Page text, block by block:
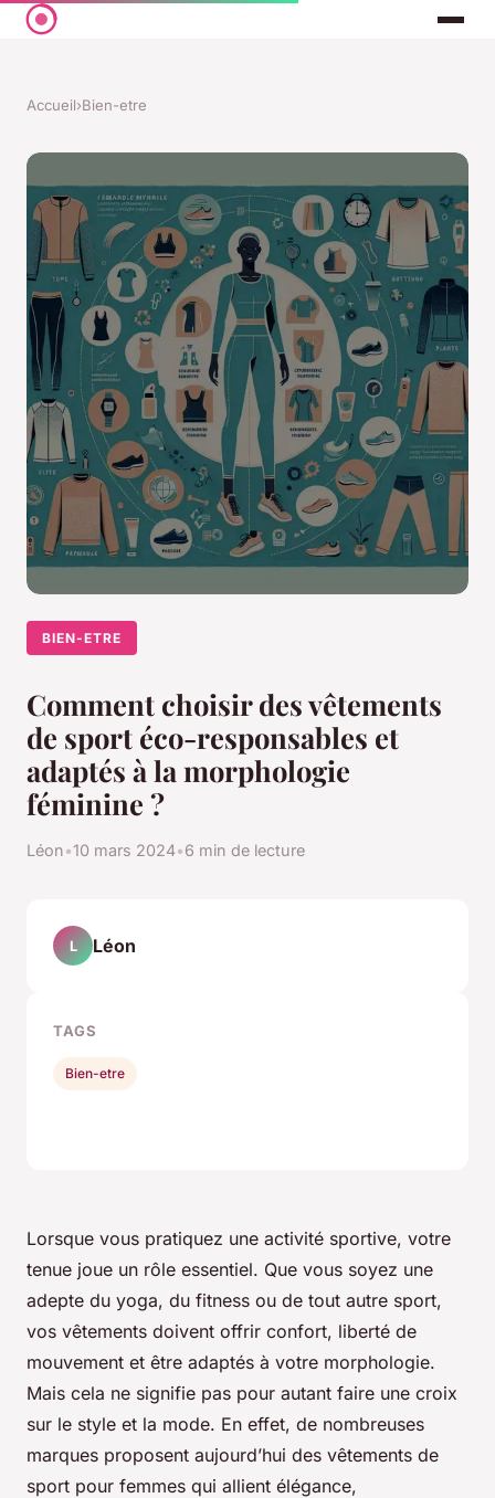
Accueil›Bien-etre
BIEN-ETRE
Comment choisir des vêtements
de sport éco-responsables et
adaptés à la morphologie
féminine ?
Léon•10 mars 2024•6 min de lecture
Lorsque vous pratiquez une activité sportive, votre
tenue joue un rôle essentiel. Que vous soyez une
adepte du yoga, du fitness ou de tout autre sport,
vos vêtements doivent offrir confort, liberté de
mouvement et être adaptés à votre morphologie.
Mais cela ne signifie pas pour autant faire une croix
sur le style et la mode. En effet, de nombreuses
marques proposent aujourd’hui des vêtements de
sport pour femmes qui allient élégance,
L Léon
TAGS
Bien-etre